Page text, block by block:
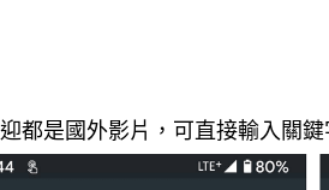
都是國外影片，可直接輸入關